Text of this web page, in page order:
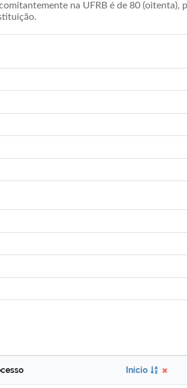
na UFRB é de 80 (oitenta),
Início